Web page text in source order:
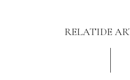
RELATIDE